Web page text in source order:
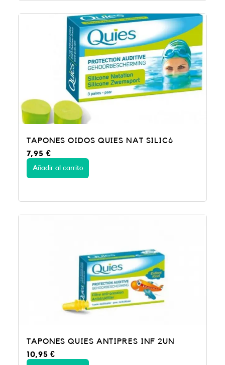
TAPONES OIDOS QUIES NAT SILIC6
7,95 €
Añadir al carrito
TAPONES QUIES ANTIPRES INF 2UN
10,95€